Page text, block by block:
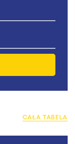
CAŁA TABELA